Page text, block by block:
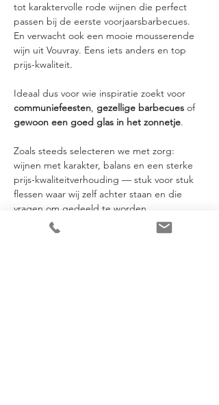
tot karaktervolle rode wijnen die perfect
passen bij de eerste voorjaarsbarbecues.
En verwacht ook een mooie mousserende
wijn uit Vouvray. Eens iets anders en top
prijs-kwaliteit.
Ideaal dus voor wie inspiratie zoekt voor
communiefeesten, gezellige barbecues of
gewoon een goed glas in het zonnetje.
Zoals steeds selecteren we met zorg:
wijnen met karakter, balans en een sterke
prijs-kwaliteitverhouding — stuk voor stuk
flessen waar wij zelf achter staan en die
vragen om gedeeld te worden.
En zoals je van ons gewend bent, verlopen